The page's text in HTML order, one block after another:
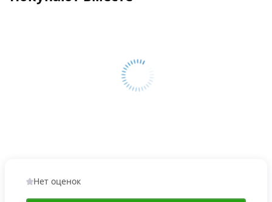
Нет оценок